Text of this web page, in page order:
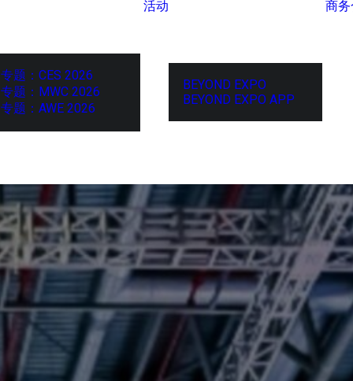
专题：CES 2026
专题：MWC 2026
专题：AWE 2026
活动
BEYOND EXPO
BEYOND EXPO APP
商